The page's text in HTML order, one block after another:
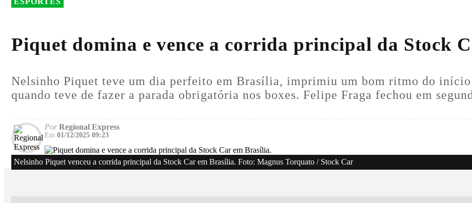
Piquet domina e vence a corrida principal da Stock
Nelsinho Piquet teve um dia perfeito em Brasília, imprimiu um bom ritmo do início
quando teve de fazer a parada obrigatória nos boxes. Felipe Fraga fechou em
Por Regional Express
Em 01/12/2025 09:23
Nelsinho Piquet venceu a corrida principal da Stock Car em Brasília. Foto: Magnus Torquato / Stock Car